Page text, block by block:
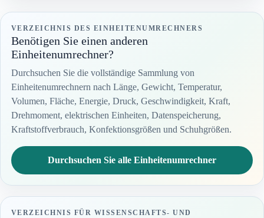
VERZEICHNIS DES EINHEITENUMRECHNERS
Benötigen Sie einen anderen
Einheitenumrechner?
Durchsuchen Sie die vollständige Sammlung von
Einheitenumrechnern nach Länge, Gewicht, Temperatur,
Volumen, Fläche, Energie, Druck, Geschwindigkeit, Kraft,
Drehmoment, elektrischen Einheiten, Datenspeicherung,
Kraftstoffverbrauch, Konfektionsgrößen und Schuhgrößen.
Durchsuchen Sie alle Einheitenumrechner
VERZEICHNIS FÜR WISSENSCHAFTS- UND